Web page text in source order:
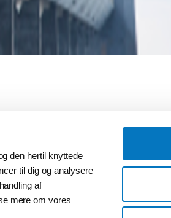
den hertil knyttede
til dig og analysere
af
mere om vores